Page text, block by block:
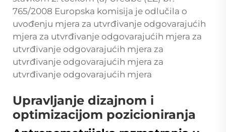
765/2008 Europska komisija je odlučila o
uvođenju mjera za utvrđivanje odgovarajućih
mjera za utvrđivanje odgovarajućih mjera za
utvrđivanje odgovarajućih mjera za
utvrđivanje odgovarajućih mjera za
utvrđivanje odgovarajućih mjera
Upravljanje dizajnom i
optimizacijom pozicioniranja